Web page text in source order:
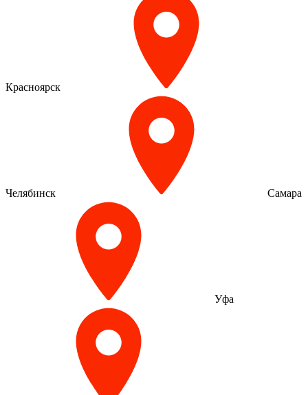
Красноярск
Челябинск Самара
Уфа